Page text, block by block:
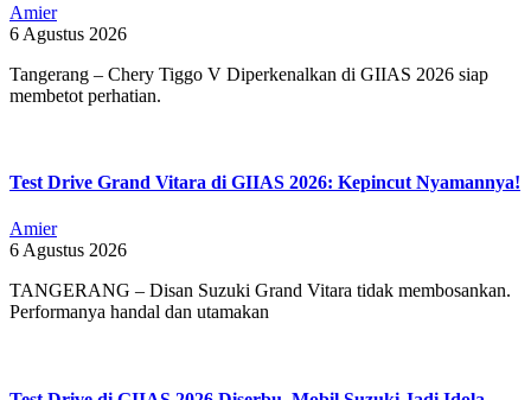
Amier
6 Agustus 2026
Tangerang – Chery Tiggo V Diperkenalkan di GIIAS 2026 siap
membetot perhatian.
Test Drive Grand Vitara di GIIAS 2026: Kepincut Nyamannya!
Amier
6 Agustus 2026
TANGERANG – Disan Suzuki Grand Vitara tidak membosankan.
Performanya handal dan utamakan